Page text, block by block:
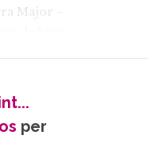
Major –
de què
no es va
per